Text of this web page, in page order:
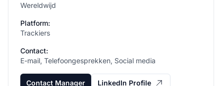
Wereldwijd
Platform:
Trackiers
Contact:
E-mail, Telefoongesprekken, Social media
Contact Manager LinkedIn Profile